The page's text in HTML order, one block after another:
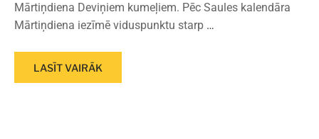
Mārtiņdiena Deviņiem kumeļiem. Pēc Saules kalendāra
Mārtiņdiena iezīmē viduspunktu starp …
LASĪT VAIRĀK